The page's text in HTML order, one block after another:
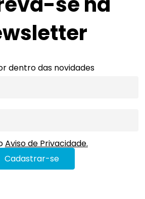
dentro das novidades
Aviso de Privacidade.